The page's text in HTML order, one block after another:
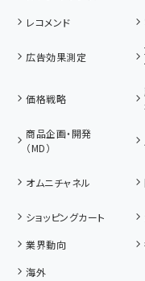
レコメンド
広告効果測定
価格戦略
商品企画・開発
（MD）
オムニチャネル
ショッピングカート
業界動向
海外